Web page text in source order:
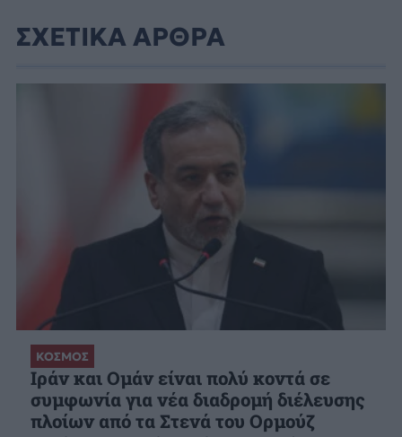
ΣΧΕΤΙΚΑ ΑΡΘΡΑ
ΚΟΣΜΟΣ
Ιράν και Ομάν είναι πολύ κοντά σε
συμφωνία για νέα διαδρομή διέλευσης
πλοίων από τα Στενά του Ορμούζ